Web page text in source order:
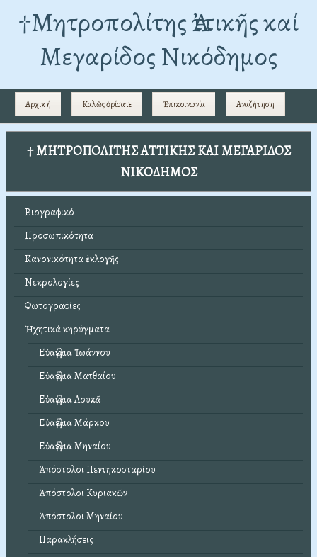
†Mητροπολίτης Ἀττικῆς καί
Μεγαρίδος Νικόδημος
Αρχική Καλῶς ὁρίσατε Ἐπικοινωνία Αναζήτηση
† ΜΗΤΡΟΠΟΛΙΤΗΣ ΑΤΤΙΚΗΣ ΚΑΙ ΜΕΓΑΡΙΔΟΣ
ΝΙΚΟΔΗΜΟΣ
Βιογραφικό
Προσωπικότητα
Κανονικότητα ἐκλογῆς
Νεκρολογίες
Φωτογραφίες
Ἠχητικά κηρύγματα
Εὐαγγέλια Ἰωάννου
Εὐαγγέλια Ματθαίου
Εὐαγγέλια Λουκᾶ
Εὐαγγέλια Μάρκου
Εὐαγγέλια Μηναίου
Ἀπόστολοι Πεντηκοσταρίου
Ἀπόστολοι Κυριακῶν
Ἀπόστολοι Μηναίου
Παρακλήσεις